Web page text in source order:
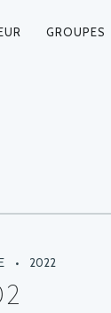
GROUPES
2022